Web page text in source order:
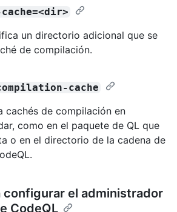
un directorio adicional que se
de compilación.
cache
cachés de compilación en
como en el paquete de QL que
o en el directorio de la cadena de
configurar el administrador
CodeQL